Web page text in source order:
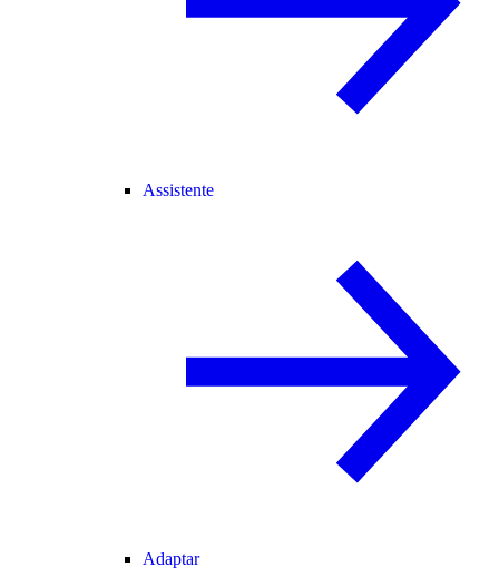
Assistente
Adaptar